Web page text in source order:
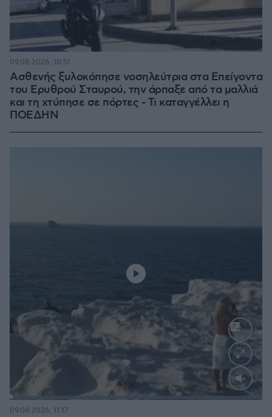
Ασθενής ξυλοκόπησε νοσηλεύτρια στα Επείγοντα
του Ερυθρού Σταυρού, την άρπαξε από τα μαλλιά
και τη χτύπησε σε πόρτες - Τι καταγγέλλει η
ΠΟΕΔΗΝ
09.08.2026, 10:51
Loaded
09.08.2026, 11:17